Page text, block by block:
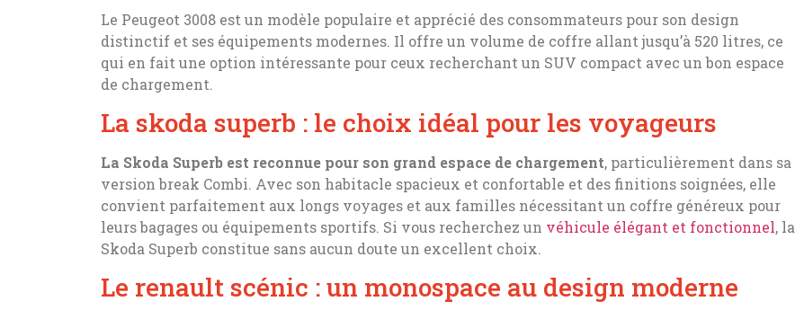
Le Peugeot 3008 est un modèle populaire et apprécié des consommateurs pour son design
distinctif et ses équipements modernes. Il offre un volume de coffre allant jusqu’à 520 litres, ce
qui en fait une option intéressante pour ceux recherchant un SUV compact avec un bon espace
de chargement.
La skoda superb : le choix idéal pour les voyageurs
La Skoda Superb est reconnue pour son grand espace de chargement, particulièrement dans sa
version break Combi. Avec son habitacle spacieux et confortable et des finitions soignées, elle
convient parfaitement aux longs voyages et aux familles nécessitant un coffre généreux pour
leurs bagages ou équipements sportifs. Si vous recherchez un véhicule élégant et fonctionnel, la
Skoda Superb constitue sans aucun doute un excellent choix.
Le renault scénic : un monospace au design moderne